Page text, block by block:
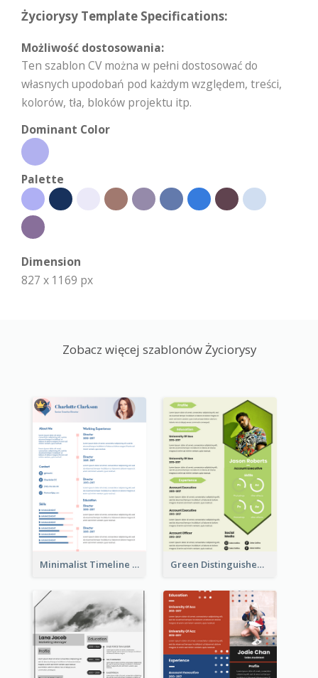
Życiorysy Template Specifications:
Możliwość dostosowania:
Ten szablon CV można w pełni dostosować do
własnych upodobań pod każdym względem, treści,
kolorów, tła, bloków projektu itp.
Dominant Color
Palette
Dimension
827 x 1169 px
Zobacz więcej szablonów Życiorysy
Minimalist Timeline Medical Student Resume Green Distinguished Resume